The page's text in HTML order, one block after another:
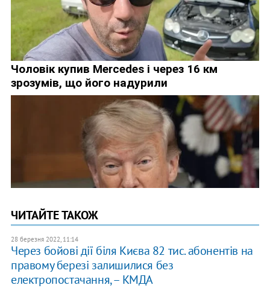
ЧИТАЙТЕ ТАКОЖ
28 березня 2022, 11:14
Через бойові дії біля Києва 82 тис. абонентів на
правому березі залишилися без
електропостачання, – КМДА